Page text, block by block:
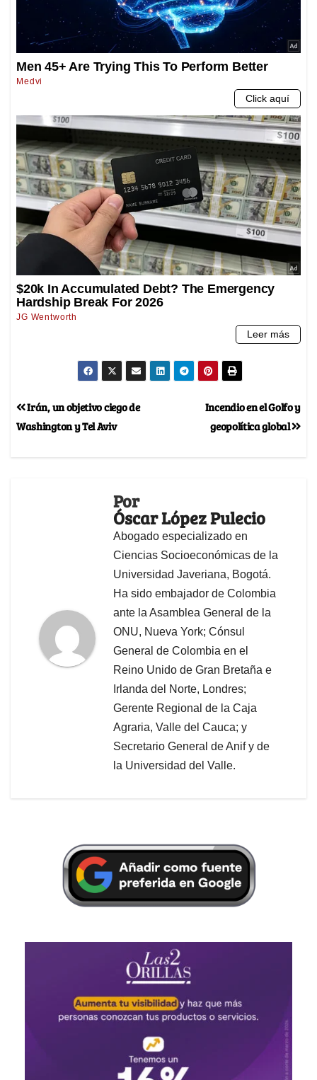
Incendio en el Golfo y
geopolítica global
Irán, un objetivo ciego de
Washington y Tel Aviv
Por
Óscar López Pulecio
Abogado especializado en
Ciencias Socioeconómicas de la
Universidad Javeriana, Bogotá.
Ha sido embajador de Colombia
ante la Asamblea General de la
ONU, Nueva York; Cónsul
General de Colombia en el
Reino Unido de Gran Bretaña e
Irlanda del Norte, Londres;
Gerente Regional de la Caja
Agraria, Valle del Cauca; y
Secretario General de Anif y de
la Universidad del Valle.